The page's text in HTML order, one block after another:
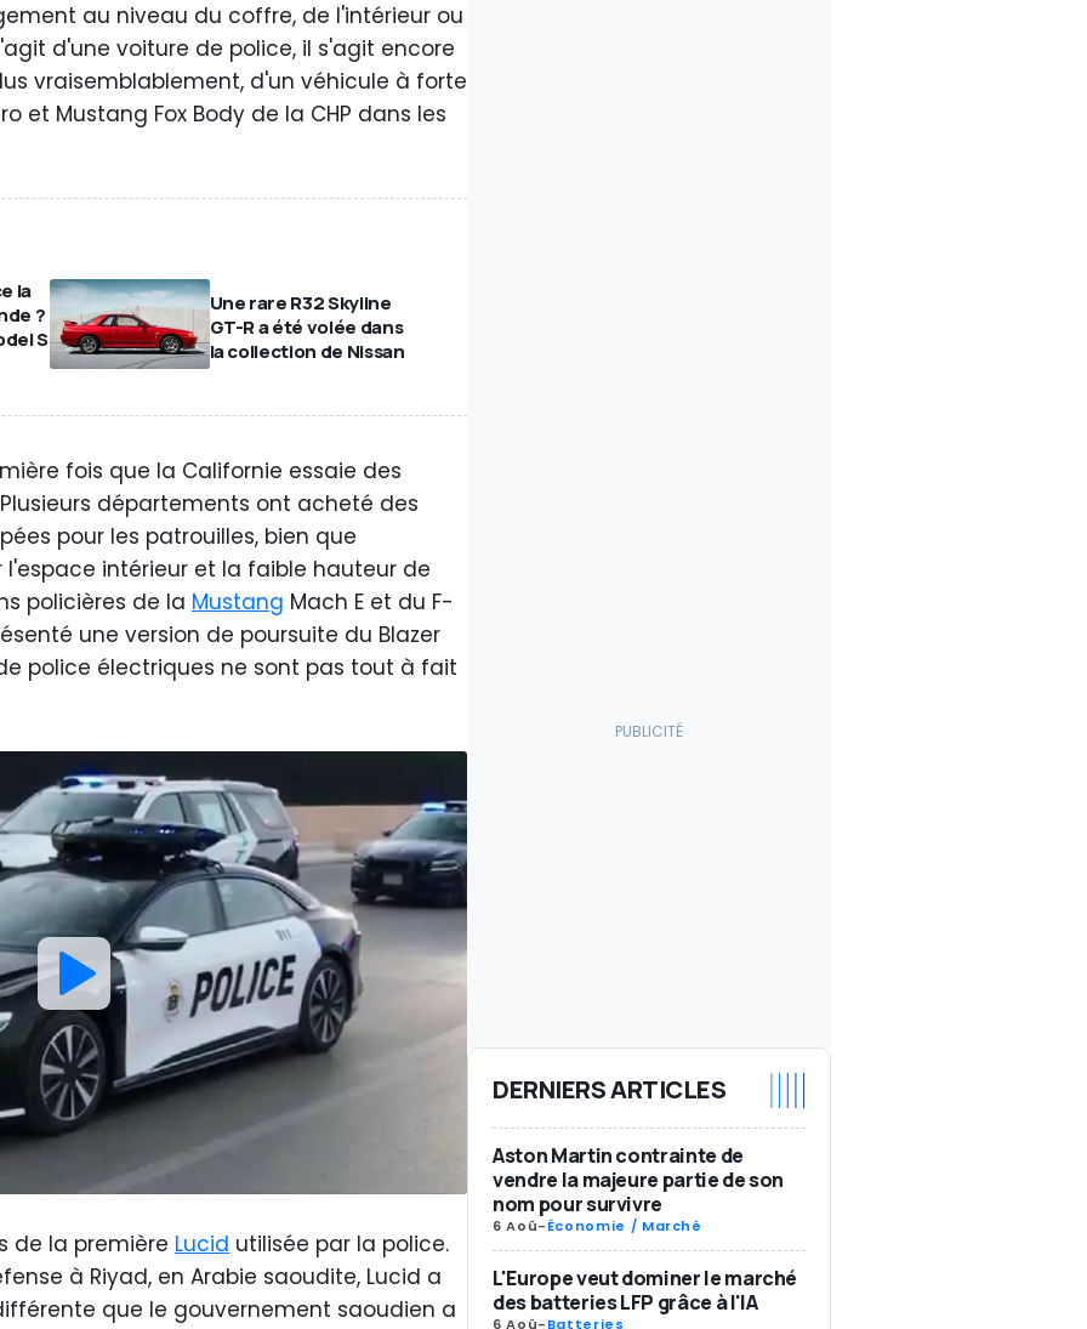
au niveau du coffre, de l'intérieur ou
d'une voiture de police, il s'agit encore
vraisemblablement, d'un véhicule à forte
et Mustang Fox Body de la CHP dans les
la
?
S
Une rare R32 Skyline
GT-R a été volée dans
la collection de Nissan
fois que la Californie essaie des
départements ont acheté des
pour les patrouilles, bien que
intérieur et la faible hauteur de
policières de la Mustang Mach E et du F-
une version de poursuite du Blazer
police électriques ne sont pas tout à fait
de la première Lucid utilisée par la police.
à Riyad, en Arabie saoudite, Lucid a
que le gouvernement saoudien a
DERNIERS ARTICLES
Aston Martin contrainte de
vendre la majeure partie de son
nom pour survivre
6 Aoû-Économie / Marché
L'Europe veut dominer le marché
des batteries LFP grâce à l'IA
6 Aoû-Batteries